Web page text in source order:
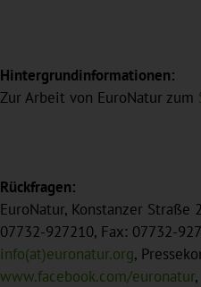
Hintergrundinformationen:
Zur Arbeit von EuroNatur zum
Rückfragen:
EuroNatur, Konstanzer Straße
07732-927210, Fax: 07732-
info(at)euronatur.org,
www.facebook.com/euronatur,